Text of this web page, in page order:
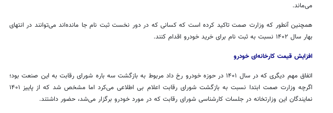
می‌ماند.
همچنین آنطور که وزارت صمتتاکید کرده است که کسانی که در دور نخست ثبت نام جا مانده‌اند می‌توانند در انتهای
بهار سال ۱۴۰۲ نسبت به ثبت نام برای خرید خودرو اقدام کنند.
افزایش قیمت کارخانه‌ای خودرو
اتفاق مهم دیگری که در سال ۱۴۰۱ در حوزه خودرو رخ داد مربوط به بازگشت سه
باره شورای رقابت به این صنعت بود؛
اگرچه وزارت صمت
ابتدا نسبت به بازگشت شورای رقابت اعلام بی اطلاعی می‌کرد اما مشخص شد که از پاییز ۱۴۰۱
نمایندگان این وزارتخانه در جلسات کارشناسی شورای رقابت که در مورد خودرو برگزار می‌شد، حضور داشتند.